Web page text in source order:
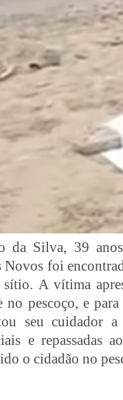
da Silva, 39
foi
A vítima
no pescoço, e
seu cuidador
e repassadas
o cidadão no